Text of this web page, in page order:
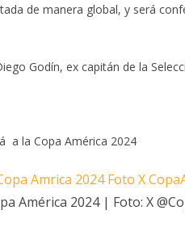
de manera global, y será
Godín, ex capitán de la
a la Copa América 2024
América 2024 | Foto: X